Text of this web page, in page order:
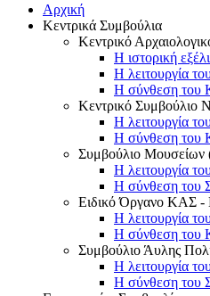
Αρχική
Κεντρικά Συμβούλια
Κεντρικό
Η ιστορική
Η λειτουργία
Η σύνθεση του
Κεντρικό
Η λειτουργία
Η σύνθεση
Συμβούλιο
Η λειτουργία
Η σύνθεση του
Ειδικό Όργανο ΚΑΣ
Η λειτουργία
Η σύνθεση
Συμβούλιο Άυλης
Η λειτουργία
Η σύνθεση